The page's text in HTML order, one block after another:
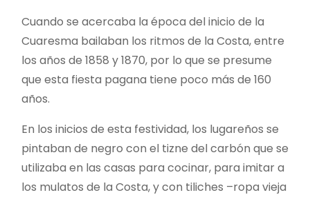
Cuando se acercaba la época del inicio de la
Cuaresma bailaban los ritmos de la Costa, entre
los años de 1858 y 1870, por lo que se presume
que esta fiesta pagana tiene poco más de 160
años.
En los inicios de esta festividad, los lugareños se
pintaban de negro con el tizne del carbón que se
utilizaba en las casas para cocinar, para imitar a
los mulatos de la Costa, y con tiliches –ropa vieja